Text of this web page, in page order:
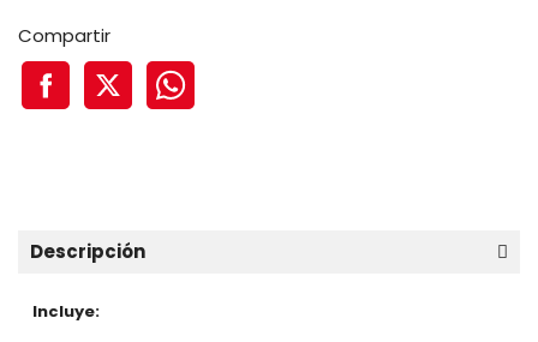
Compartir
Descripción
Incluye: